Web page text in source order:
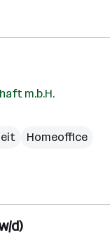
m.b.H.
Homeoffice
d)